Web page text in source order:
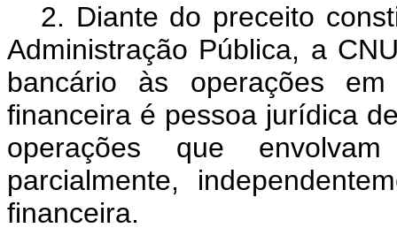
2. Diante do preceito
Administração Pública, a
bancário às operações
financeira é pessoa jurídica
operações que
parcialmente,
financeira.